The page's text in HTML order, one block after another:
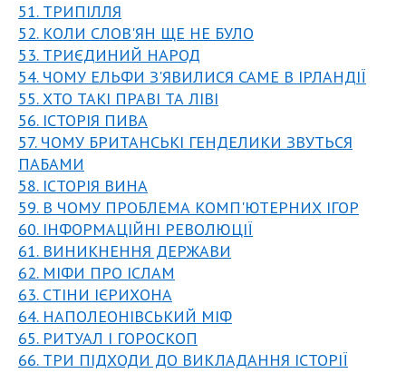
51. ТРИПІЛЛЯ
52. КОЛИ СЛОВ'ЯН ЩЕ НЕ БУЛО
53. ТРИЄДИНИЙ НАРОД
54. ЧОМУ ЕЛЬФИ З'ЯВИЛИСЯ САМЕ В ІРЛАНДІЇ
55. ХТО ТАКІ ПРАВІ ТА ЛІВІ
56. ІСТОРІЯ ПИВА
57. ЧОМУ БРИТАНСЬКІ ГЕНДЕЛИКИ ЗВУТЬСЯ
ПАБАМИ
58. ІСТОРІЯ ВИНА
59. В ЧОМУ ПРОБЛЕМА КОМП'ЮТЕРНИХ ІГОР
60. ІНФОРМАЦІЙНІ РЕВОЛЮЦІЇ
61. ВИНИКНЕННЯ ДЕРЖАВИ
62. МІФИ ПРО ІСЛАМ
63. СТІНИ ІЄРИХОНА
64. НАПОЛЕОНІВСЬКИЙ МІФ
65. РИТУАЛ І ГОРОСКОП
66. ТРИ ПІДХОДИ ДО ВИКЛАДАННЯ ІСТОРІЇ